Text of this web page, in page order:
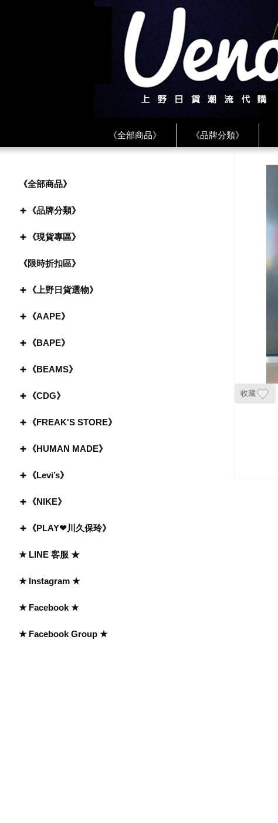
《全部商品》 《品牌分類》
《全部商品》
《品牌分類》
《現貨專區》
《限時折扣區》
《上野日貨選物》
《AAPE》
《BAPE》
《BEAMS》
《CDG》
《FREAK'S STORE》
《HUMAN MADE》
《Levi’s》
《NIKE》
《PLAY❤川久保玲》
★ LINE 客服 ★
★ Instagram ★
★ Facebook ★
★ Facebook Group ★
收藏